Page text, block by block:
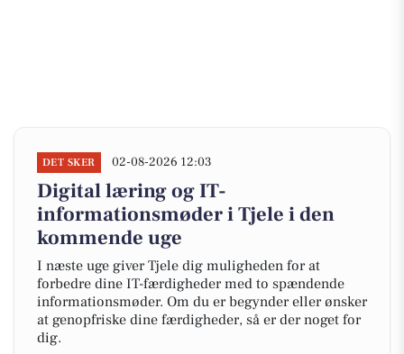
DET SKER 02-08-2026 12:03
Digital læring og IT-
informationsmøder i Tjele i den
kommende uge
I næste uge giver Tjele dig muligheden for at
forbedre dine IT-færdigheder med to spændende
informationsmøder. Om du er begynder eller ønsker
at genopfriske dine færdigheder, så er der noget for
dig.